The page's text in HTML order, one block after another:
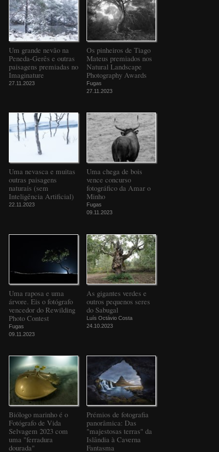
Um grande nevão na
Peneda-Gerês e outras
paisagens premiadas no
Imaginature
27.11.2023
Os pinheiros de Tiago
Mateus premiados nos
Natural Landscape
Photography Awards
Fugas
27.11.2023
Uma nevasca e muitas
outras paisagens
naturais (sem
Inteligência Artificial)
22.11.2023
Uma chega de bois
vence concurso
fotográfico da Amar o
Minho
Fugas
09.11.2023
Uma raposa e uma
árvore. Eis o fotógrafo
vencedor do Rewilding
Photo Contest
Fugas
09.11.2023
As gigantes verdes e
outros pequenos seres
do Sabugal
Luís Octávio Costa
24.10.2023
Biólogo marinho é o
Fotógrafo de Vida
Selvagem 2023 com
uma "ferradura
dourada"
Prémios de fotografia
panorâmica: Das
"majestosas terras" da
Islândia à Caverna
Fantasma